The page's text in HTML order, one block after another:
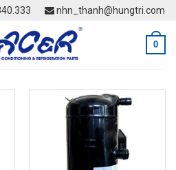
nhn_thanh@hungtri.com
0